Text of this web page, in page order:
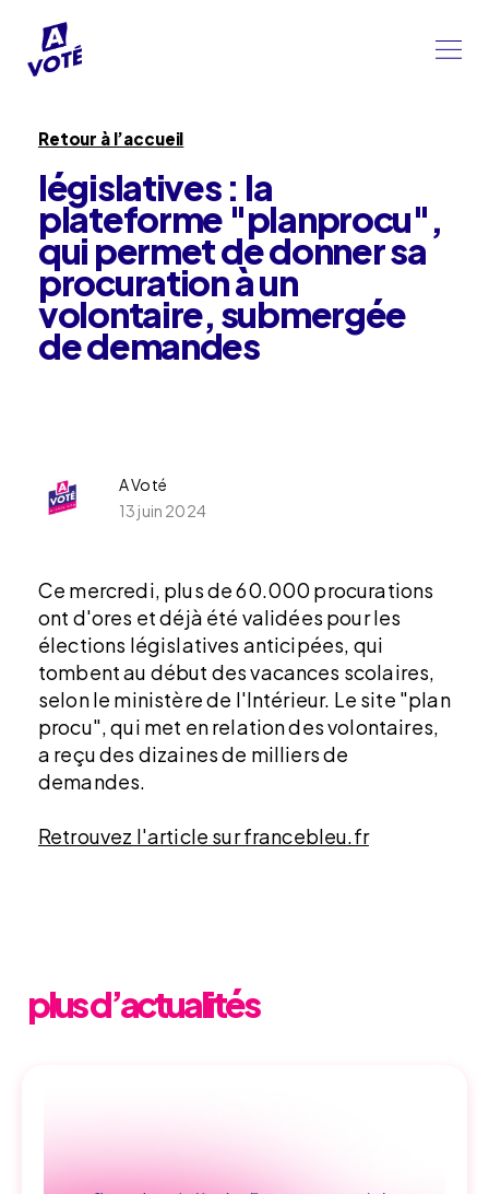
Retour à l’accueil
législatives : la
plateforme "planprocu",
qui permet de donner sa
procuration à un
volontaire, submergée
de demandes
A Voté
13 juin 2024
Ce mercredi, plus de 60.000 procurations
ont d'ores et déjà été validées pour les
élections législatives anticipées, qui
tombent au début des vacances scolaires,
selon le ministère de l'Intérieur. Le site "plan
procu", qui met en relation des volontaires,
a reçu des dizaines de milliers de
demandes.
Retrouvez l'article sur francebleu.fr
plus d’actualités